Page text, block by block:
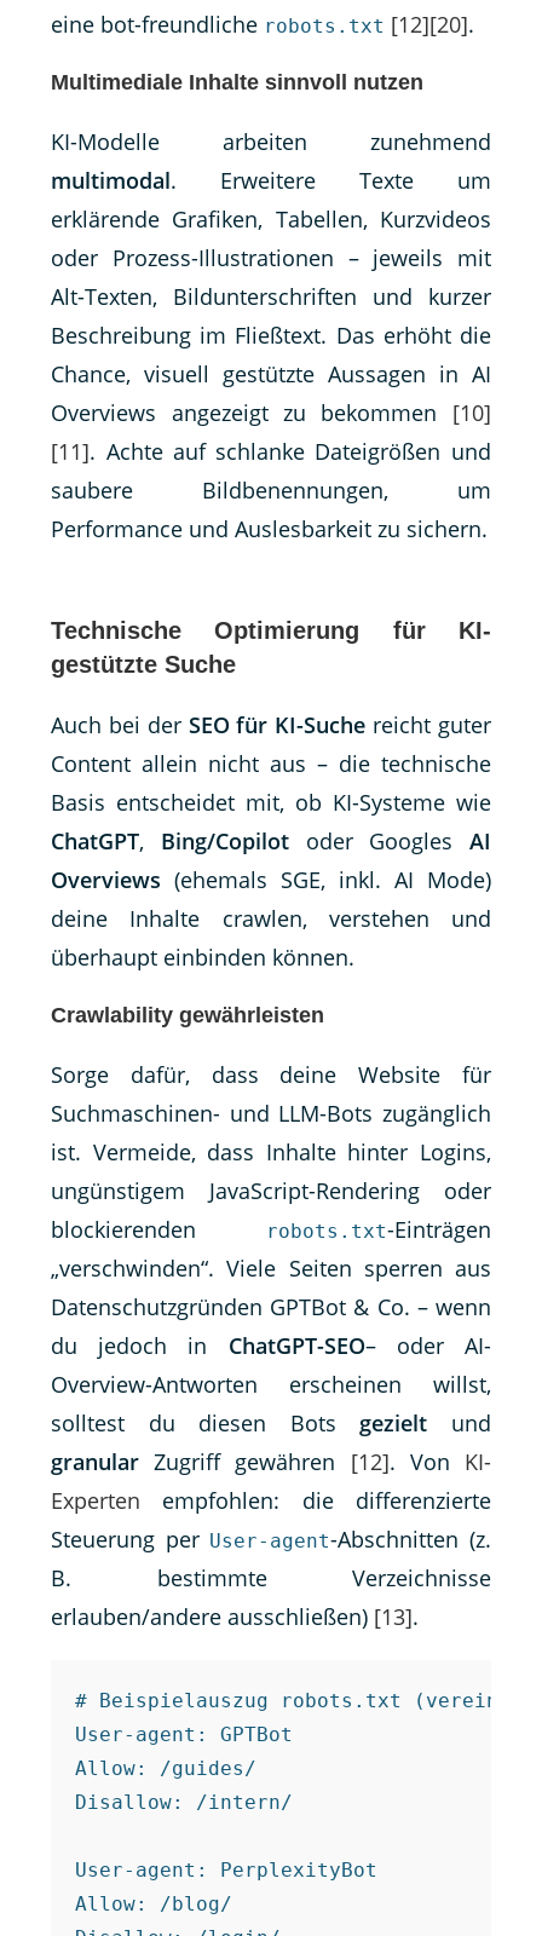
eine bot-freundliche robots.txt [12][20].
Multimediale Inhalte sinnvoll nutzen
KI-Modelle arbeiten zunehmend
multimodal. Erweitere Texte um
erklärende Grafiken, Tabellen, Kurzvideos
oder Prozess-Illustrationen – jeweils mit
Alt-Texten, Bildunterschriften und kurzer
Beschreibung im Fließtext. Das erhöht die
Chance, visuell gestützte Aussagen in AI
Overviews angezeigt zu bekommen [10]
[11]. Achte auf schlanke Dateigrößen und
saubere Bildbenennungen, um
Performance und Auslesbarkeit zu sichern.
Technische Optimierung für KI-
gestützte Suche
Auch bei der SEO für KI-Suche reicht guter
Content allein nicht aus – die technische
Basis entscheidet mit, ob KI-Systeme wie
ChatGPT, Bing/Copilotoder Googles AI
Overviews (ehemals SGE, inkl. AI Mode)
deine Inhalte crawlen, verstehen und
überhaupt einbinden können.
Crawlability gewährleisten
Sorge dafür, dass deine Website für
Suchmaschinen- und LLM-Bots zugänglich
ist. Vermeide, dass Inhalte hinter Logins,
ungünstigem JavaScript-Rendering oder
blockierenden
robots.txt-Einträgen
„verschwinden“. Viele Seiten sperren aus
Datenschutzgründen GPTBot & Co. – wenn
du jedoch in ChatGPT-SEO– oder AI-
Overview-Antworten erscheinen willst,
solltest du diesen Bots gezielt und
granular Zugriff gewähren [12]. Von KI-
Experten empfohlen: die differenzierte
Steuerung per User-agent-Abschnitten (z.
B. bestimmte Verzeichnisse
erlauben/andere ausschließen) [13].
# Beispielauszug robots.txt
User-agent: GPTBot
Allow: /guides/
Disallow: /intern/
User-agent: PerplexityBot
Allow: /blog/